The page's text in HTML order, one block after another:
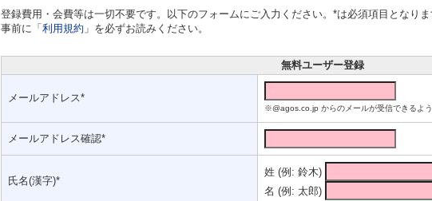
登録費用・会費等は一切不要です。以下のフォームにご入力ください。*は必須項目となりま
事前に「 利用規約 」を必ずお読みください。
無料ユーザー登録
メールアドレス*
※@agos.co.jp からのメールが受信できるよう
メールアドレス確認*
氏名(漢字)*
姓 (例: 鈴木)
名 (例: 太郎)